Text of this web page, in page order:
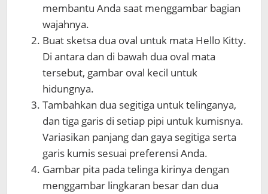
membantu Anda saat menggambar bagian
wajahnya.
Buat sketsa dua oval untuk mata Hello Kitty.
Di antara dan di bawah dua oval mata
tersebut, gambar oval kecil untuk
hidungnya.
Tambahkan dua segitiga untuk telinganya,
dan tiga garis di setiap pipi untuk kumisnya.
Variasikan panjang dan gaya segitiga serta
garis kumis sesuai preferensi Anda.
Gambar pita pada telinga kirinya dengan
menggambar lingkaran besar dan dua